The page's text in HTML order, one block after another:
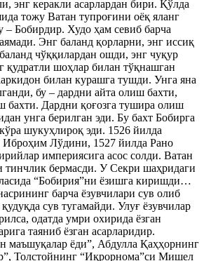
энг керакли асарлардан бири. Қўлда
тожу Ватан тупроғини оёқ яланг
– Бобирдир. Худо ҳам севиб барча
Энг баланд қорларни, энг иссиқ
чўққилардан ошди, энг чуқур
қудратли шоҳлар билан тўқнашган
билан курашга тушди. Унга яна
бу – дардни айта олиш бахти,
бахти. Дардни қоғозга тушира олиш
унга берилган эди. Бу бахт Бобирга
шукуҳлироқ эди. 1526 йилда
Лўдини, 1527 йилда Рано
империясига асос солди. Ватан
тинчлик бермасди. У Секри шаҳридаги
“Бобирия”ни ёзишга киришди…
барча ёзувчилари сув олиб
сув тугамайди. Улуғ ёзувчилар
одатда умри охирида ёзган
таяниб ёзган асарларидир.
маъшуқалар ёди”, Абдулла Қаҳҳорнинг
Толстойнинг “Иқрорнома”си Мишел